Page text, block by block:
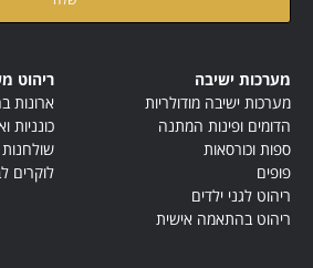
מערכות ישיבה
מערכות ישיבה מודולריות
הדומים ופינות המתנה
ספות וכורסאות
פופים
ריהוט לגני ילדים
ריהוט בהתאמה אישית
ריהוט
ארונות
כונניות
לוקרים